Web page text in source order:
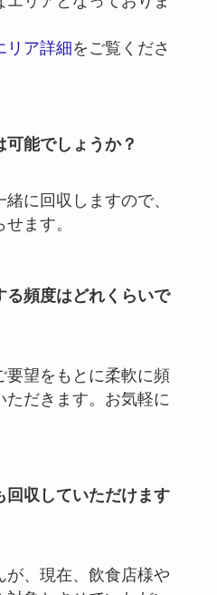
リア詳細をご覧くださ
能でしょうか？
に回収しますので、
ます。
る頻度はどれくらいで
要望をもとに柔軟に頻
ただきます。お気軽に
回収していただけます
が、現在、飲食店様や